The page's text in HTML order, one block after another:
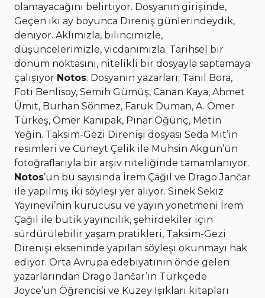
olamayacağını belirtiyor. Dosyanın girişinde,
Geçen iki ay boyunca Direniş günlerindeydik,
deniyor. Aklımızla, bilincimizle,
düşüncelerimizle, vicdanımızla. Tarihsel bir
dönüm noktasını, nitelikli bir dosyayla saptamaya
çalışıyor Notos. Dosyanın yazarları: Tanıl Bora,
Foti Benlisoy, Semih Gümüş, Canan Kaya, Ahmet
Ümit, Burhan Sönmez, Faruk Duman, A. Ömer
Türkeş, Ömer Kanıpak, Pınar Öğünç, Metin
Yeğin. Taksim-Gezi Direnişi dosyası Seda Mit’in
resimleri ve Cüneyt Çelik ile Muhsin Akgün’ün
fotoğraflarıyla bir arşiv niteliğinde tamamlanıyor.
Notos’un bu sayısında İrem Çağıl ve Drago Jančar
ile yapılmış iki söyleşi yer alıyor. Sinek Sekiz
Yayınevi’nin kurucusu ve yayın yönetmeni İrem
Çağıl ile butik yayıncılık, şehirdekiler için
sürdürülebilir yaşam pratikleri, Taksim-Gezi
Direnişi ekseninde yapılan söyleşi okunmayı hak
ediyor. Orta Avrupa edebiyatının önde gelen
yazarlarından Drago Jančar’ın Türkçede
Joyce’un Öğrencisi ve Kuzey Işıkları kitapları